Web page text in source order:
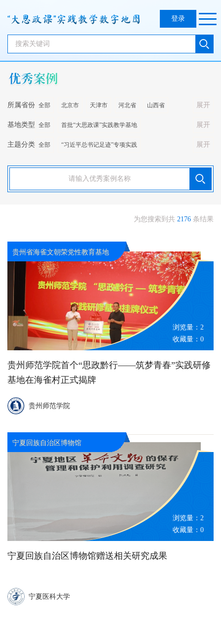
登录
所属省份 全部 北京市 天津市 河北省 山西省
内蒙古自治区 辽宁省 吉林省 黑龙江省
江苏省 浙江省 安徽省 福建省 江西省
河南省 湖北省 湖南省 广东省 广西壮族自治区
海南省 重庆市 四川省 贵州省 云南省 西藏自治区
展开
基地类型 全部 首批“大思政课”实践教学基地
省级“大思政课”实践教学基地 全国爱国主义教育示范基地
国家级非物质文化遗产代表性项目 全国重点文物保护单位
世界遗产名录 国家一级博物馆 国家二级博物馆
国家三级博物馆 国家工业旅游示范基地 其他
新疆兵团实践教学基地 省级爱国主义教育基地
省级非物质文化遗产代表性项目 省级重点文物保护单位
省级青少年教育基地 省级科学家精神教育基地
中小学生校外研学实践基地营地
展开
主题分类 全部 “习近平总书记足迹”专项实践
中国共产党人的精神谱系 新时代的伟大变革 革命文化
展开
为您搜索到共 2176 条结果
贵州省海雀文朝荣党性教育基地
浏览量： 2
收藏量： 0
贵州师范学院首个“思政黔行——筑梦青春”实践研修
基地在海雀村正式揭牌
贵州师范学院
宁夏回族自治区博物馆
浏览量： 2
收藏量： 0
宁夏回族自治区博物馆赠送相关研究成果
宁夏医科大学